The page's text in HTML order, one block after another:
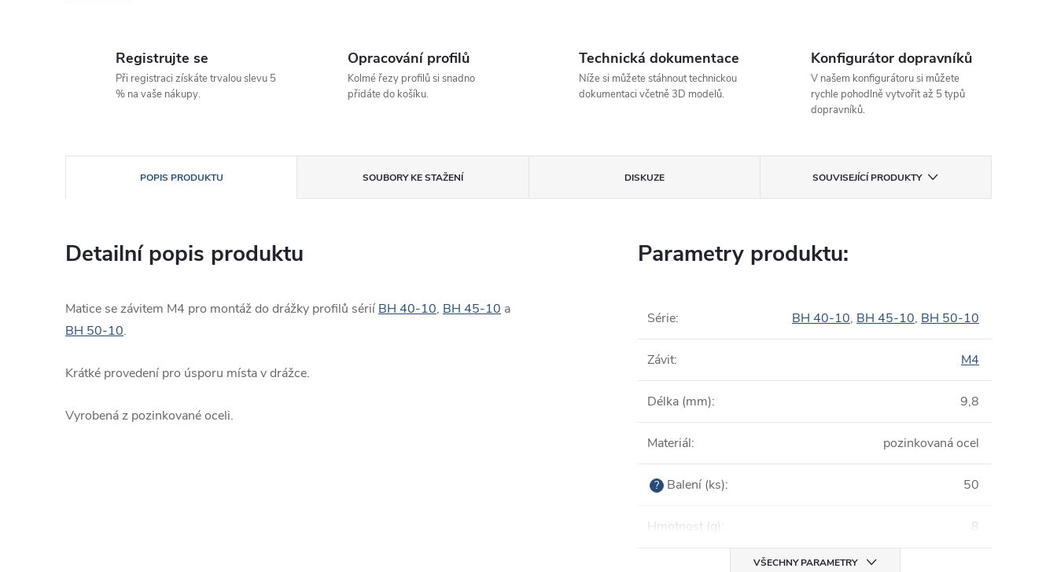
Registrujte se
Při registraci získáte trvalou slevu 5
% na vaše nákupy.
Opracování profilů
Kolmé řezy profilů si snadno
přidáte do košíku.
Technická dokumentace
Níže si můžete stáhnout technickou
dokumentaci včetně 3D modelů.
Konfigurátor dopravníků
V našem konfigurátoru si můžete
rychle pohodlně vytvořit až 5 typů
dopravníků.
POPIS PRODUKTU SOUBORY KE STAŽENÍ DISKUZE SOUVISEJÍCÍ PRODUKTY
Detailní popis produktu
Matice se závitem M4 pro montáž do drážky profilů sérií BH 40-10, BH 45-10 a
BH 50-10.
Krátké provedení pro úsporu místa v drážce.
Vyrobená z pozinkované oceli.
Parametry produktu:
Série: BH 40-10, BH 45-10, BH 50-10
Závit: M4
Délka (mm): 9,8
Materiál: pozinkovaná ocel
? Balení (ks): 50
Hmotnost (g): 8
VŠECHNY PARAMETRY